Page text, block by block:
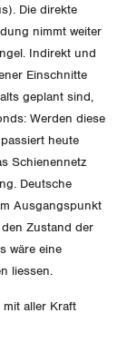
Die direkte
nimmt weiter
Indirekt und
Einschnitte
geplant sind,
Werden diese
heute
Schienennetz
Deutsche
Ausgangspunkt
Zustand der
wäre eine
liessen.
mit aller Kraft